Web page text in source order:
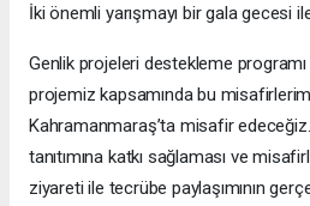
İki önemli yarışmayı bir gala gecesi
Genlik projeleri destekleme
projemiz kapsamında bu
Kahramanmaraş’ta misafir
tanıtımına katkı sağlaması ve
ziyareti ile tecrübe paylaşımının